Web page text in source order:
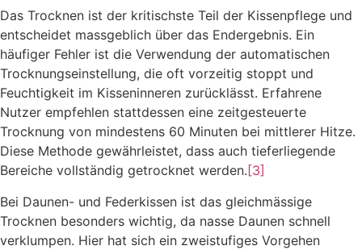
Das Trocknen ist der kritischste Teil der Kissenpflege und
entscheidet massgeblich über das Endergebnis. Ein
häufiger Fehler ist die Verwendung der automatischen
Trocknungseinstellung, die oft vorzeitig stoppt und
Feuchtigkeit im Kisseninneren zurücklässt. Erfahrene
Nutzer empfehlen stattdessen eine zeitgesteuerte
Trocknung von mindestens 60 Minuten bei mittlerer Hitze.
Diese Methode gewährleistet, dass auch tieferliegende
Bereiche vollständig getrocknet werden. [3]
Bei Daunen- und Federkissen ist das gleichmässige
Trocknen besonders wichtig, da nasse Daunen schnell
verklumpen. Hier hat sich ein zweistufiges Vorgehen